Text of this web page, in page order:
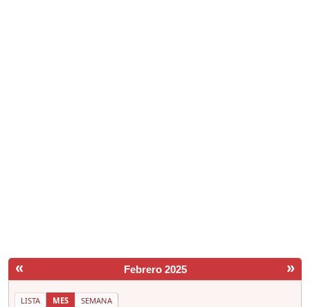
« »
Febrero 2025
LISTA MES SEMANA